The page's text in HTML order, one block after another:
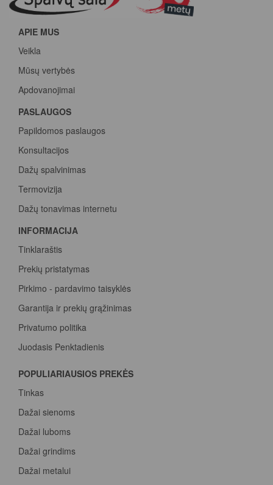
APIE MUS
Veikla
Mūsų vertybės
Apdovanojimai
PASLAUGOS
Papildomos paslaugos
Konsultacijos
Dažų spalvinimas
Termovizija
Dažų tonavimas internetu
INFORMACIJA
Tinklaraštis
Prekių pristatymas
Pirkimo - pardavimo taisyklės
Garantija ir prekių grąžinimas
Privatumo politika
Juodasis Penktadienis
POPULIARIAUSIOS PREKĖS
Tinkas
Dažai sienoms
Dažai luboms
Dažai grindims
Dažai metalui